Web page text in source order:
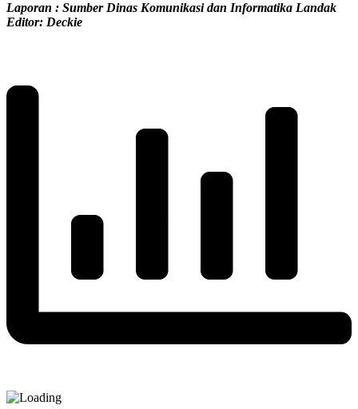
Laporan : Sumber Dinas Komunikasi dan Informatika Landak
Editor: Deckie